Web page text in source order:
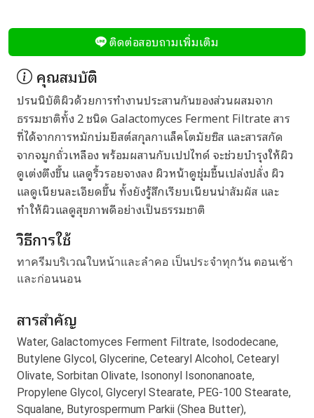
ติดต่อสอบถามเพิ่มเติม
คุณสมบัติ
ปรนนิบัติผิวด้วยการทำงานประสานกันของส่วนผสมจาก
ธรรมชาติทั้ง 2 ชนิด Galactomyces Ferment Filtrate สาร
ที่ได้จากการหมักบ่มยีสต์สกุลกาแล็คโตมัยซิส และสารสกัด
จากจมูกถั่วเหลือง พร้อมผสานกับเปปไทด์ จะช่วยบำรุงให้ผิว
ดูเต่งตึงขึ้น แลดูริ้วรอยจางลง ผิวหน้าดูชุ่มชื้นเปล่งปลั่ง ผิว
แลดูเนียนละเอียดขึ้น ทั้งยังรู้สึกเรียบเนียนน่าสัมผัส และ
ทำให้ผิวแลดูสุขภาพดีอย่างเป็นธรรมชาติ
วิธีการใช้
ทาครีมบริเวณใบหน้าและลำคอ เป็นประจำทุกวัน ตอนเช้า
และก่อนนอน
สารสำคัญ
Water, Galactomyces Ferment Filtrate, Isododecane,
Butylene Glycol, Glycerine, Cetearyl Alcohol, Cetearyl
Olivate, Sorbitan Olivate, Isononyl Isononanoate,
Propylene Glycol, Glyceryl Stearate, PEG-100 Stearate,
Squalane, Butyrospermum Parkii (Shea Butter),